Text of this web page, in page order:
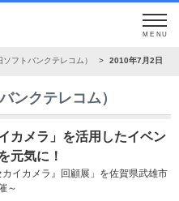
MENU
フトバンクテレコム） 2010年7月2日
ンクテレコム）
カメラ」を活用したイベン
元気に！
イカメラ』回顧展」を佐賀県武雄市
～